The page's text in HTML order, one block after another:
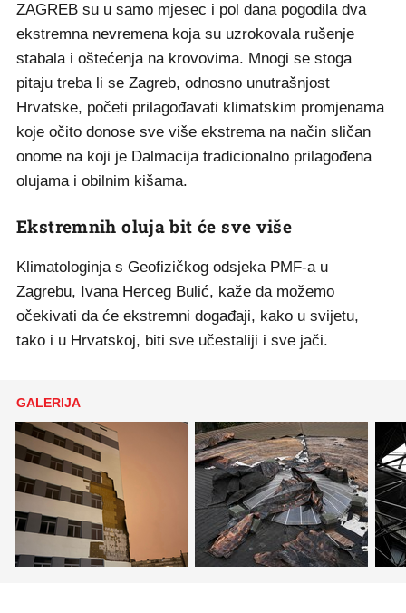
ZAGREB su u samo mjesec i pol dana pogodila dva
ekstremna nevremena koja su uzrokovala rušenje
stabala i oštećenja na krovovima. Mnogi se stoga
pitaju treba li se Zagreb, odnosno unutrašnjost
Hrvatske, početi prilagođavati klimatskim promjenama
koje očito donose sve više ekstrema na način sličan
onome na koji je Dalmacija tradicionalno prilagođena
olujama i obilnim kišama.
Ekstremnih oluja bit će sve više
Klimatologinja s Geofizičkog odsjeka PMF-a u
Zagrebu, Ivana Herceg Bulić, kaže da možemo
očekivati da će ekstremni događaji, kako u svijetu,
tako i u Hrvatskoj, biti sve učestaliji i sve jači.
GALERIJA